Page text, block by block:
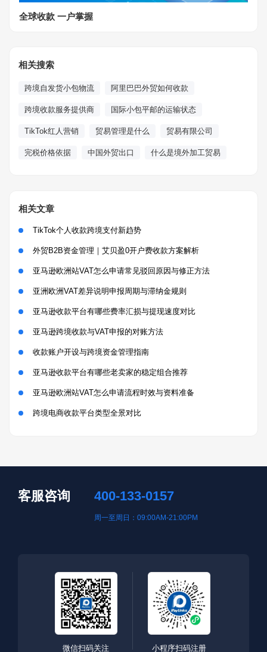
全球收款 一户掌握
相关搜索
跨境自发货小包物流 阿里巴巴外贸如何收款
跨境收款服务提供商 国际小包平邮的运输状态
TikTok红人营销 贸易管理是什么 贸易有限公司
完税价格依据 中国外贸出口 什么是境外加工贸易
相关文章
TikTok个人收款跨境支付新趋势
外贸B2B资金管理｜艾贝盈0开户费收款方案解析
亚马逊欧洲站VAT怎么申请常见驳回原因与修正方法
亚洲欧洲VAT差异说明申报周期与滞纳金规则
亚马逊收款平台有哪些费率汇损与提现速度对比
亚马逊跨境收款与VAT申报的对账方法
收款账户开设与跨境资金管理指南
亚马逊收款平台有哪些老卖家的稳定组合推荐
亚马逊欧洲站VAT怎么申请流程时效与资料准备
跨境电商收款平台类型全景对比
客服咨询 400-133-0157
周一至周日：09:00AM-21:00PM
微信扫码关注 小程序扫码注册